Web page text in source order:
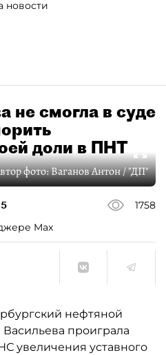
новости
не смогла в суде
доли в ПНТ
фото:Ваганов Антон / "ДП"
1758
Max
нефтяной
проиграла
увеличения уставного